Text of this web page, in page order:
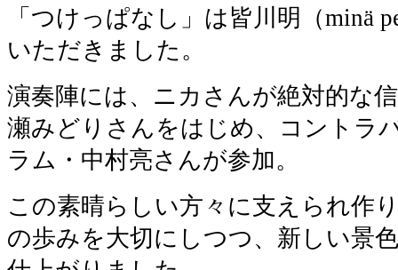
「つけっぱなし」は皆川明（minä
いただきました。
演奏陣には、ニカさんが絶対的な
瀬みどりさんをはじめ、コントラ
ラム・中村亮さんが参加。
この素晴らしい方々に支えられ作
の歩みを大切にしつつ、新しい景